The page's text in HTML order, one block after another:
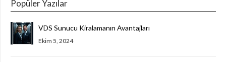
Popüler Yazılar
VDS Sunucu Kiralamanın Avantajları
Ekim 5, 2024